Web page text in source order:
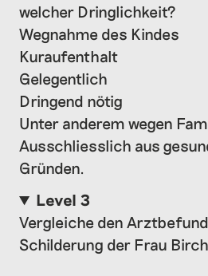
welcher Dringlichkeit?
Wegnahme des Kindes
Kuraufenthalt
Gelegentlich
Dringend nötig
Unter anderem wegen
Ausschliesslich aus
Gründen.
Level 3
Vergleiche den
Schilderung der Frau